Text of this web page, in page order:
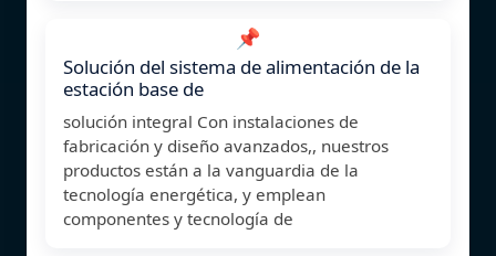
📌
Solución del sistema de alimentación de la
estación base de
solución integral Con instalaciones de
fabricación y diseño avanzados,, nuestros
productos están a la vanguardia de la
tecnología energética, y emplean
componentes y tecnología de